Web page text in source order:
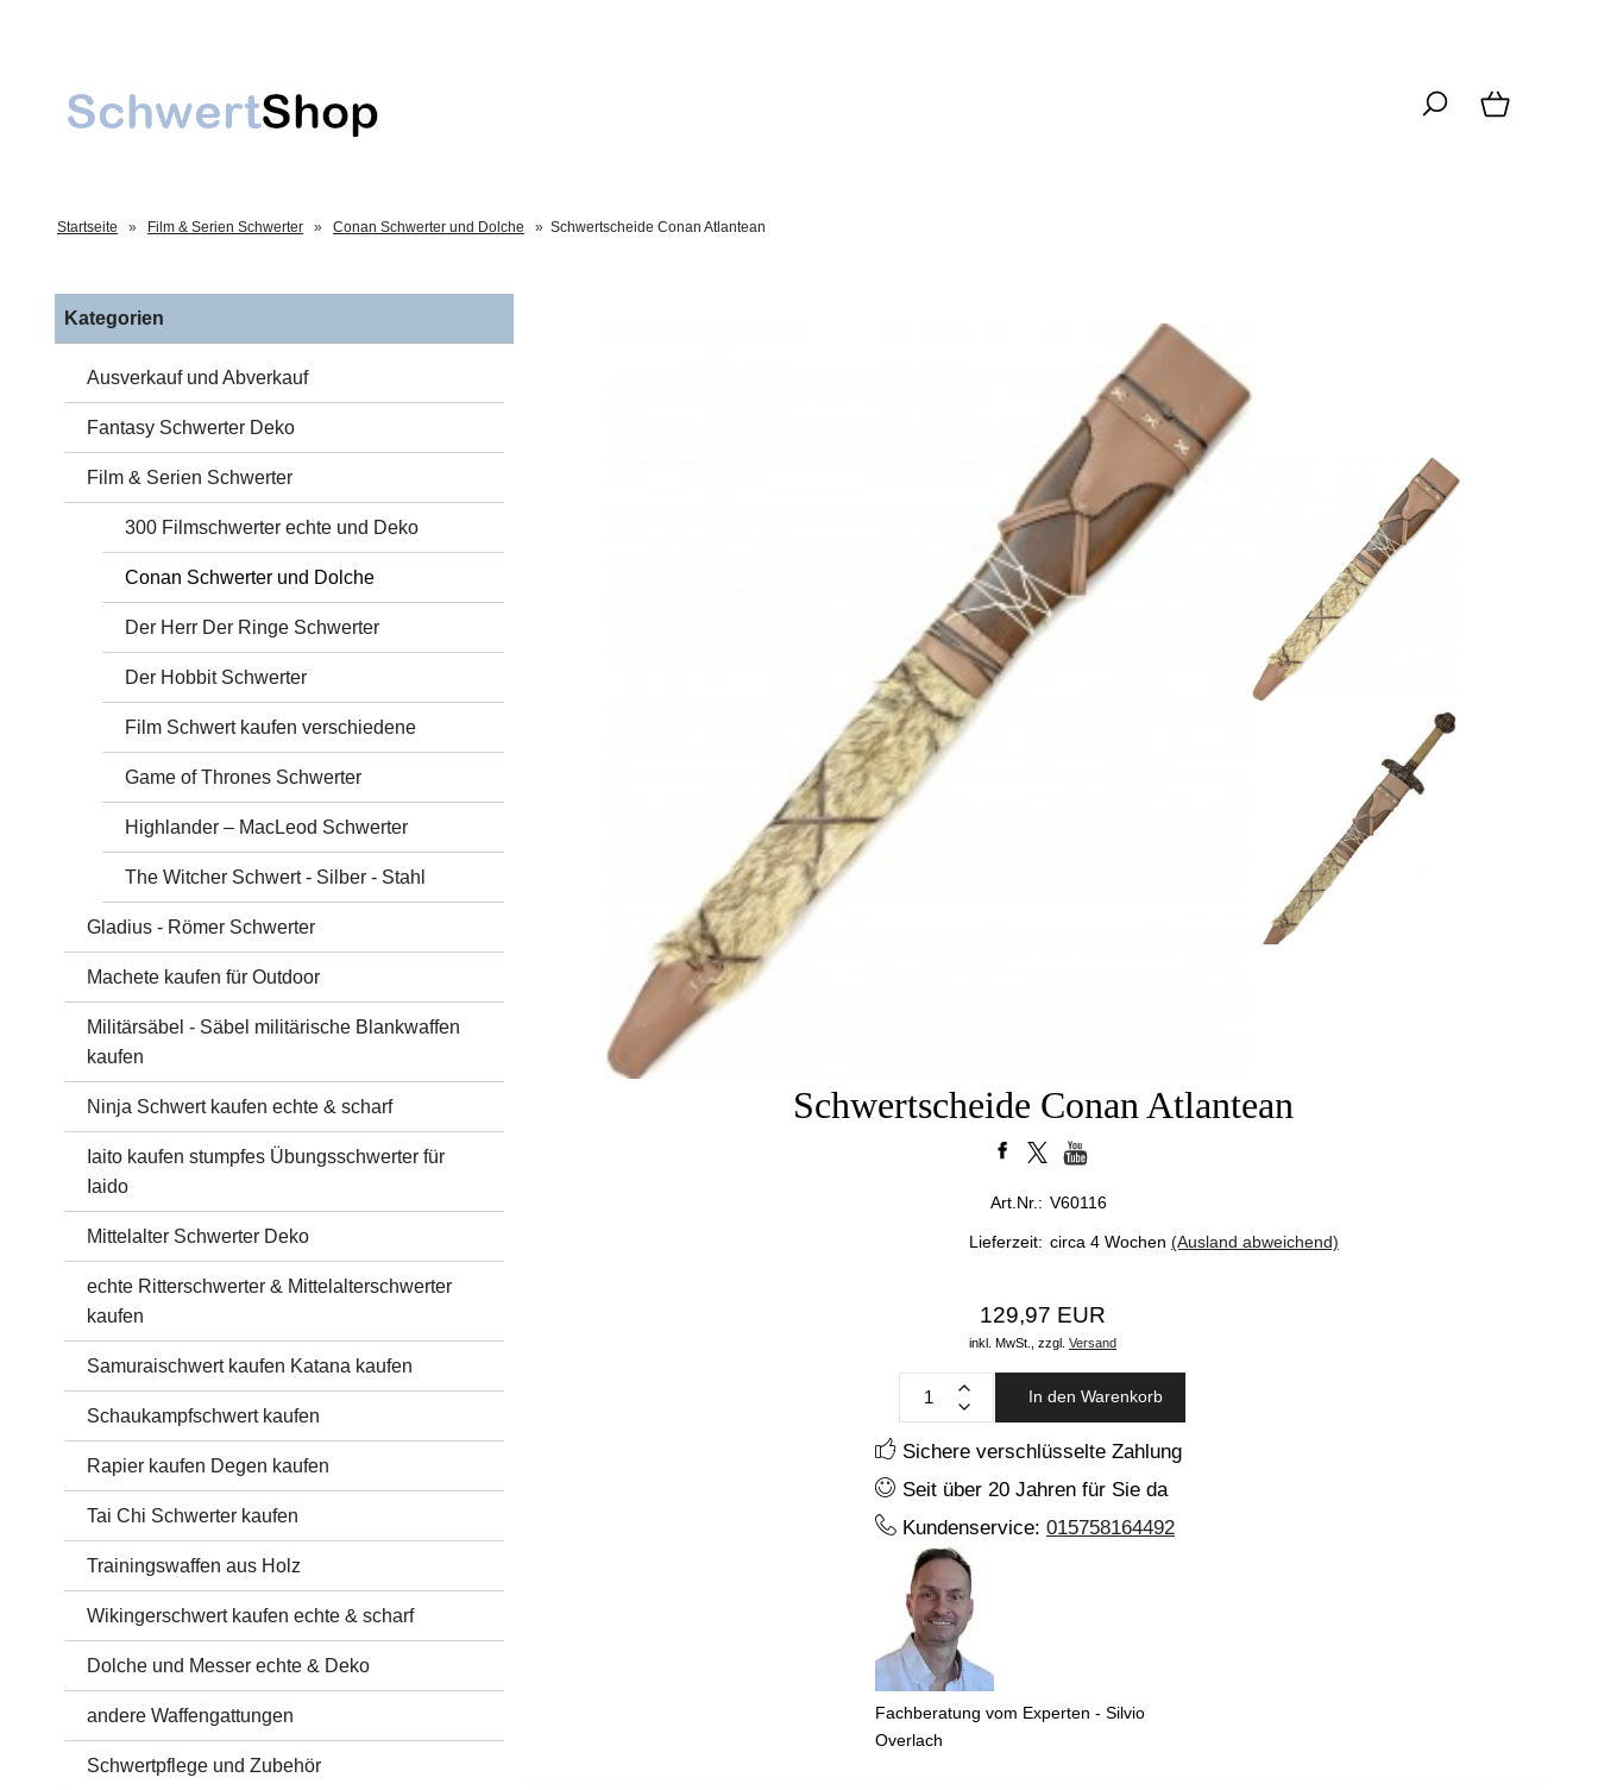
Startseite » Film & Serien Schwerter » Conan Schwerter und Dolche » Schwertscheide Conan Atlantean
Kategorien
Ausverkauf und Abverkauf
Fantasy Schwerter Deko
Film & Serien Schwerter
300 Filmschwerter echte und Deko
Conan Schwerter und Dolche
Der Herr Der Ringe Schwerter
Der Hobbit Schwerter
Film Schwert kaufen verschiedene
Game of Thrones Schwerter
Highlander – MacLeod Schwerter
The Witcher Schwert - Silber - Stahl
Gladius - Römer Schwerter
Machete kaufen für Outdoor
Militärsäbel - Säbel militärische Blankwaffen
kaufen
Ninja Schwert kaufen echte & scharf
Iaito kaufen stumpfes Übungsschwerter für
Iaido
Mittelalter Schwerter Deko
echte Ritterschwerter & Mittelalterschwerter
kaufen
Samuraischwert kaufen Katana kaufen
Schaukampfschwert kaufen
Rapier kaufen Degen kaufen
Tai Chi Schwerter kaufen
Trainingswaffen aus Holz
Wikingerschwert kaufen echte & scharf
Dolche und Messer echte & Deko
andere Waffengattungen
Schwertpflege und Zubehör
Schwertscheide Conan Atlantean
Art.Nr.: V60116
Lieferzeit: circa 4 Wochen (Ausland abweichend)
129,97 EUR
inkl. MwSt., zzgl. Versand
In den Warenkorb
Sichere verschlüsselte Zahlung
Seit über 20 Jahren für Sie da
Kundenservice: 015758164492
Fachberatung vom Experten - Silvio
Overlach